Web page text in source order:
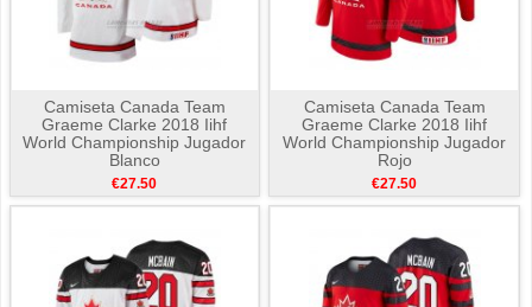
Camiseta Canada Team
Graeme Clarke 2018 Iihf
World Championship Jugador
Blanco
€27.50
Camiseta Canada Team
Graeme Clarke 2018 Iihf
World Championship Jugador
Rojo
€27.50